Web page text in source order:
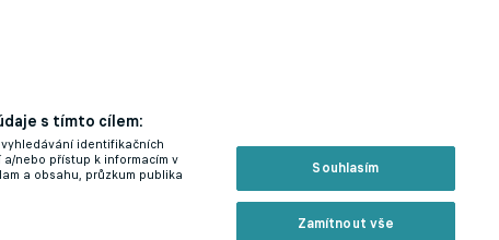
s tímto cílem:
identifikačních
nebo přístup k informacím v
a obsahu, průzkum publika
Souhlasím
Zamítnout vše